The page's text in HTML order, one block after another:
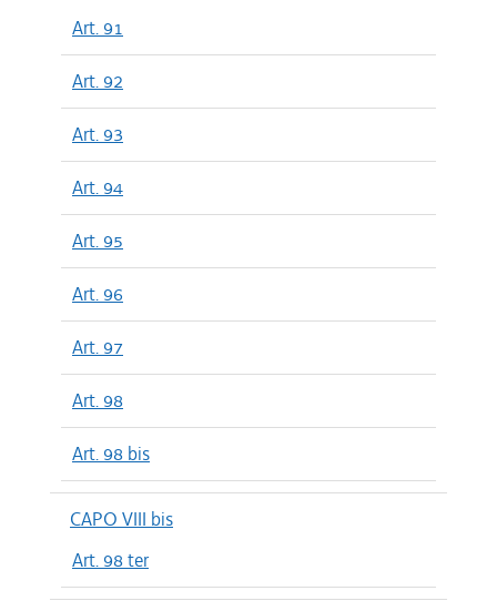
Art. 91
Art. 92
Art. 93
Art. 94
Art. 95
Art. 96
Art. 97
Art. 98
Art. 98 bis
CAPO VIII bis
Art. 98 ter